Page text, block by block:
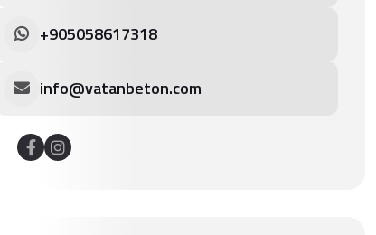
+905058617318
info@vatanbeton.com